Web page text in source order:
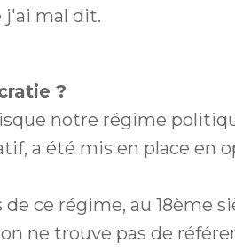
j'ai mal dit.
?
notre régime
a été mis en place en
ce régime, au 18ème
ne trouve pas de